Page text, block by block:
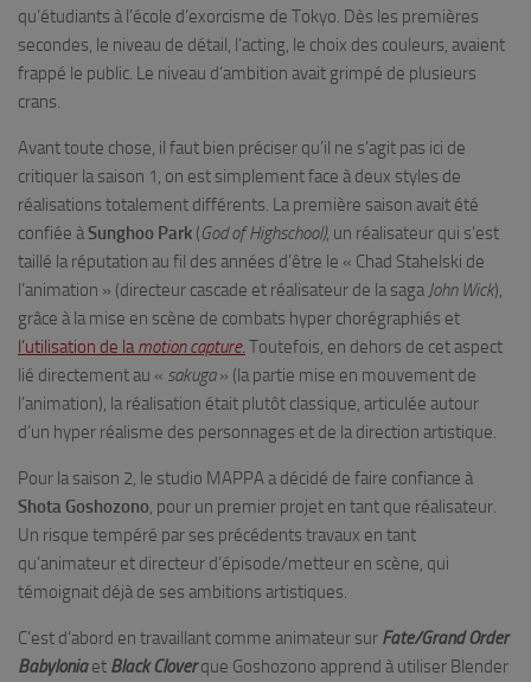
qu’étudiants à l’école d’exorcisme de Tokyo. Dès les premières
secondes, le niveau de détail, l’acting, le choix des couleurs, avaient
frappé le public. Le niveau d’ambition avait grimpé de plusieurs
crans.
Avant toute chose, il faut bien préciser qu’il ne s’agit pas ici de
critiquer la saison 1, on est simplement face à deux styles de
réalisations totalement différents. La première saison avait été
confiée àSunghoo Park (God of Highschool), un réalisateur qui s’est
taillé la réputation au fil des années d’être le « Chad Stahelski de
l’animation » (directeur cascade et réalisateur de la saga John Wick),
grâce à la mise en scène de combats hyper chorégraphiés et
l’utilisation de lamotion capture. Toutefois, en dehors de cet aspect
lié directement au « sakuga» (la partie mise en mouvement de
l’animation), la réalisation était plutôt classique, articulée autour
d’un hyper réalisme des personnages et de la direction artistique.
Pour la saison 2, le studio MAPPA a décidé de faire confiance à
Shota Goshozono, pour un premier projet en tant que réalisateur.
Un risque tempéré par ses précédents travaux en tant
qu’animateur et directeur d’épisode/metteur en scène, qui
témoignait déjà de ses ambitions artistiques.
C’est d’abord en travaillant comme animateur sur Fate/Grand Order
Babyloniaet Black Cloverque Goshozono apprend à utiliser Blender